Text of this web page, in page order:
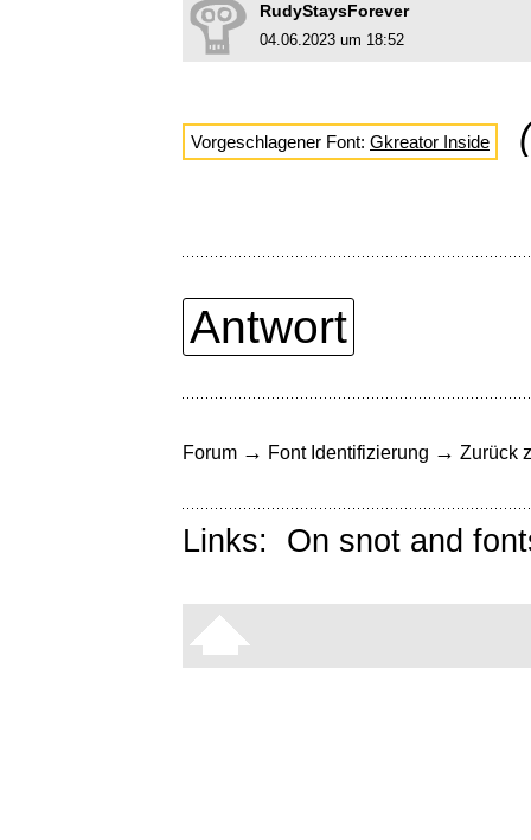
RudyStaysForever
04.06.2023 um 18:52
Vorgeschlagener Font: Gkreator Inside
Antwort
Forum → Font Identifizierung → Zurück
Links: On snot and